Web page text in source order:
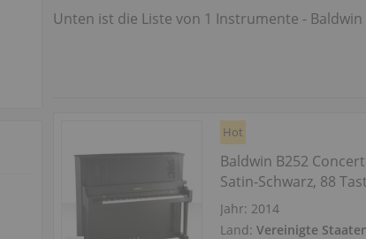
Unten ist die Liste von 1 Instrumente -
Hot
Baldwin B252
Satin-Schwarz, 88
Jahr: 2014
Land:Vereinigte